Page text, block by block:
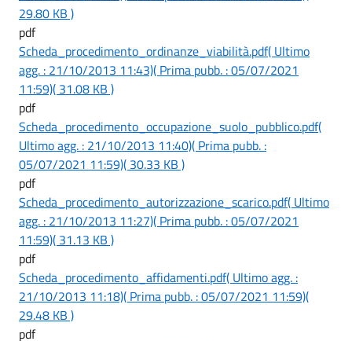
29.80 KB )
pdf
Scheda_procedimento_ordinanze_viabilità.pdf( Ultimo
agg. : 21/10/2013 11:43)( Prima pubb. : 05/07/2021
11:59)( 31.08 KB )
pdf
Scheda_procedimento_occupazione_suolo_pubblico.pdf(
Ultimo agg. : 21/10/2013 11:40)( Prima pubb. :
05/07/2021 11:59)( 30.33 KB )
pdf
Scheda_procedimento_autorizzazione_scarico.pdf( Ultimo
agg. : 21/10/2013 11:27)( Prima pubb. : 05/07/2021
11:59)( 31.13 KB )
pdf
Scheda_procedimento_affidamenti.pdf( Ultimo agg. :
21/10/2013 11:18)( Prima pubb. : 05/07/2021 11:59)(
29.48 KB )
pdf